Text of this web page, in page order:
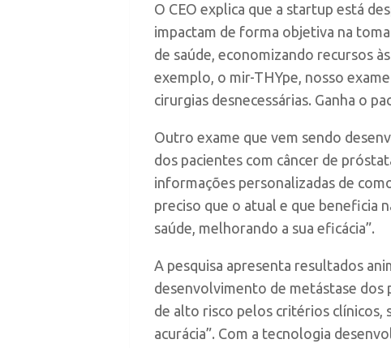
O CEO explica que a startup está
impactam de forma objetiva na
de saúde, economizando recursos
exemplo, o mir-THYpe, nosso
cirurgias desnecessárias. Ganha o
Outro exame que vem sendo
dos pacientes com câncer de
informações personalizadas de
preciso que o atual e que beneficia
saúde, melhorando a sua eficácia”.
A pesquisa apresenta resultados
desenvolvimento de metástase dos
de alto risco pelos critérios clínicos,
acurácia”. Com a tecnologia